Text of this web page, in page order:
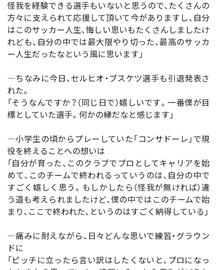
怪我を経験できる選手もいないと思うので、たくさんの
方々に支えられて応援して頂いて今がありますし、自分
はこのサッカー人生、悔しい思いもたくさんしましたけ
れども、自分の中では最大限やり切った、最高のサッカ
ー人生だったなという風に思います」
―ちなみに今日、セルヒオ・ブスケツ選手も引退発表さ
れた。
「そうなんですか？（同じ日で）嬉しいです。一番僕が目
標としていた選手。何かの縁だなと感じます」
―小学生の頃からプレーしていた「コンサドーレ」で現
役を終えることへの想いは
「自分が育った、このクラブでプロとしてキャリアを始
めて、このチームで終われるっていうのは、自分の中で
すごく嬉しく思う。もしかしたら（怪我が無ければ）違
う道も考えられましたけど、僕の中ではこのチームで始
まり、ここで終われた、というのはすごく納得している」
―痛みに耐えながら、日々どんな思いで練習・グラウン
ドに
「ピッチに立ったら言い訳はしたくないと、プロになっ